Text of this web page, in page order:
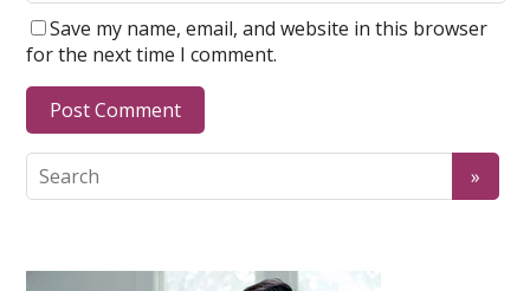
Save my name, email, and website in this browser
for the next time I comment.